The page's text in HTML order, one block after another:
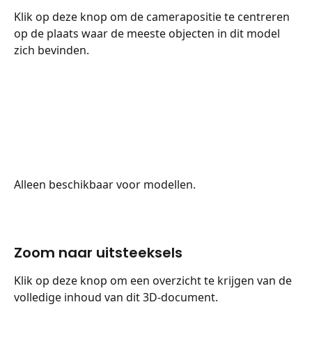
Klik op deze knop om de camerapositie te centreren
op de plaats waar de meeste objecten in dit model
zich bevinden.
Alleen beschikbaar voor modellen.
Zoom naar uitsteeksels
Klik op deze knop om een overzicht te krijgen van de
volledige inhoud van dit 3D-document.